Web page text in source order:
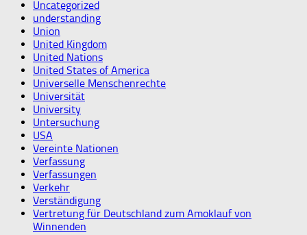
Uncategorized
understanding
Union
United Kingdom
United Nations
United States of America
Universelle Menschenrechte
Universität
University
Untersuchung
USA
Vereinte Nationen
Verfassung
Verfassungen
Verkehr
Verständigung
Vertretung für Deutschland zum Amoklauf von
Winnenden